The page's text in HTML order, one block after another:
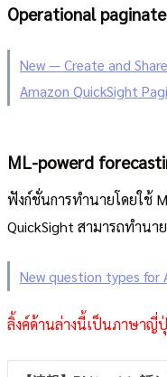
Operational
New — Create and
Amazon QuickSight
ML-powerd
ฟังก์ชั่นการทำนายโดยใช้
QuickSight สามารถทำน
New question types for
ลิ้งค์ด้านล่างนี้เป็นภาษาญี่